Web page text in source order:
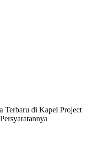
Terbaru di Kapel Project